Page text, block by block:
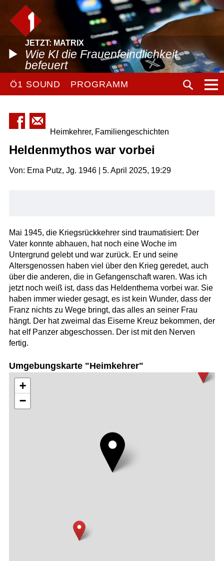
JETZT: MATRIX
Wie KI die Frauenfeindlichkeit
befeuert
Ö1 SOUND PROGRAMM
Heimkehrer, Familiengeschichten
Heldenmythos war vorbei
Von: Erna Putz, Jg. 1946 | 5. April 2025, 19:29
Mai 1945, die Kriegsrückkehrer sind traumatisiert: Der
Vater konnte abhauen, hat noch eine Woche im
Untergrund gelebt und war zurück. Er und seine
Altersgenossen haben viel über den Krieg geredet, auch
über die anderen, die in Gefangenschaft waren. Was ich
jetzt noch weiß ist, dass das Heldenthema vorbei war. Sie
haben immer wieder gesagt, es ist kein Wunder, dass der
Franz nichts zu Wege bringt, das alles an seiner Frau
hängt. Der hat zweimal das Eiserne Kreuz bekommen, der
hat elf Panzer abgeschossen. Der ist mit den Nerven
fertig.
Umgebungskarte "Heimkehrer"
+
−